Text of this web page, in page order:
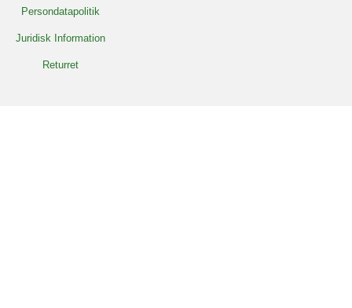
Persondatapolitik
Juridisk Information
Returret